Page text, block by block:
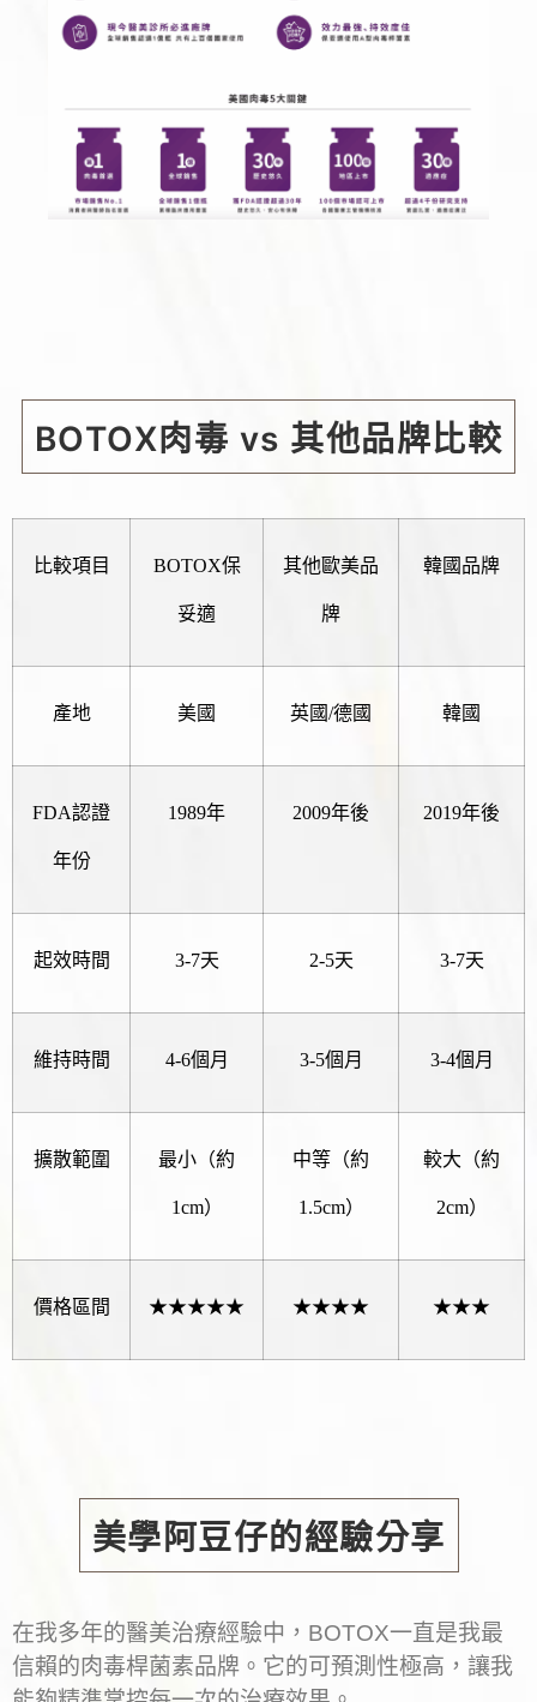
BOTOX肉毒 vs 其他品牌比較
比較項目 BOTOX保
妥適
其他歐美品
牌
韓國品牌
產地 美國 英國/德國 韓國
FDA認證
年份
1989年 2009年後 2019年後
起效時間 3-7天 2-5天 3-7天
維持時間 4-6個月 3-5個月 3-4個月
擴散範圍 最小（約
1cm）
中等（約
1.5cm）
較大（約
2cm）
價格區間 ★★★★★ ★★★★ ★★★
美學阿豆仔的經驗分享
在我多年的醫美治療經驗中，BOTOX一直是我最
信賴的肉毒桿菌素品牌。它的可預測性極高，讓我